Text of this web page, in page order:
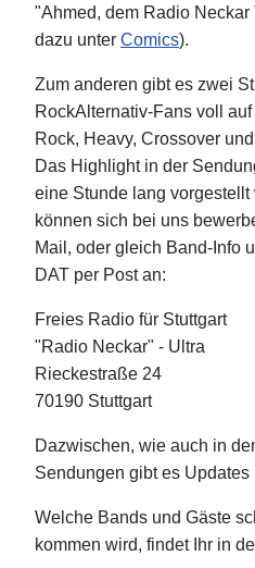
"Ahmed, dem Radio Neckar
dazu unter Comics).
Zum anderen gibt es zwei
RockAlternativ-Fans voll
Rock, Heavy, Crossover
Das Highlight in der
eine Stunde lang
können sich bei uns
Mail, oder gleich Band-Info
DAT per Post an:
Freies Radio für Stuttgart
"Radio Neckar" - Ultra
Rieckestraße 24
70190 Stuttgart
Dazwischen, wie auch in
Sendungen gibt es Updates
Welche Bands und Gäste
kommen wird, findet Ihr in